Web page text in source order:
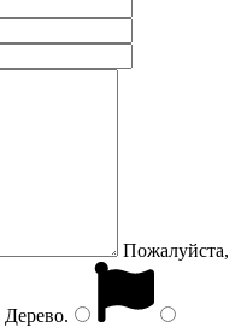
Пожалуйста,
Дерево.